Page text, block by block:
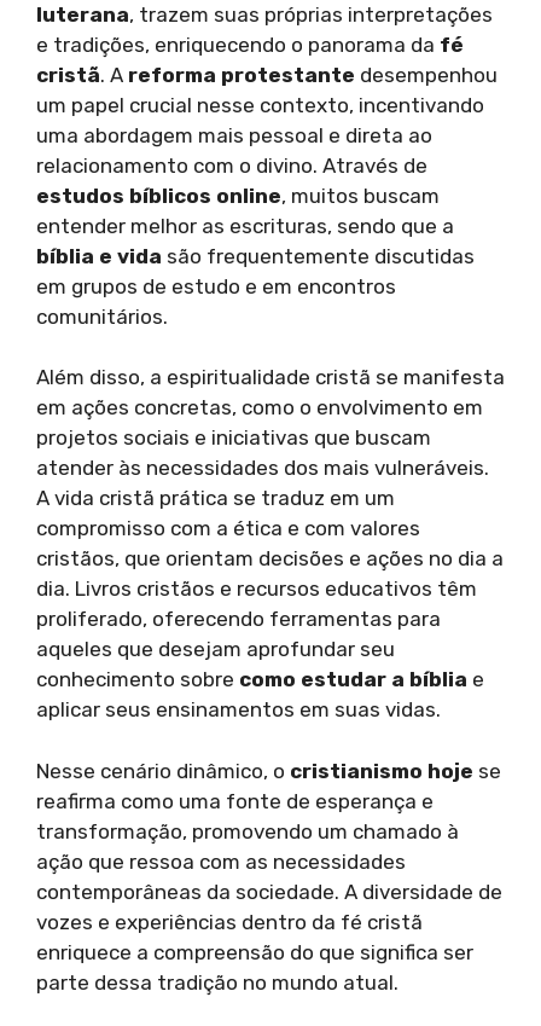
luterana, trazem suas próprias interpretações
e tradições, enriquecendo o panorama da fé
cristã. A reforma protestante desempenhou
um papel crucial nesse contexto, incentivando
uma abordagem mais pessoal e direta ao
relacionamento com o divino. Através de
estudos bíblicos online, muitos buscam
entender melhor as escrituras, sendo que a
bíblia e vida são frequentemente discutidas
em grupos de estudo e em encontros
comunitários.
Além disso, a espiritualidade cristã se manifesta
em ações concretas, como o envolvimento em
projetos sociais e iniciativas que buscam
atender às necessidades dos mais vulneráveis.
A vida cristã prática se traduz em um
compromisso com a ética e com valores
cristãos, que orientam decisões e ações no dia a
dia. Livros cristãos e recursos educativos têm
proliferado, oferecendo ferramentas para
aqueles que desejam aprofundar seu
conhecimento sobre como estudar a bíblia e
aplicar seus ensinamentos em suas vidas.
Nesse cenário dinâmico, o cristianismo hoje se
reafirma como uma fonte de esperança e
transformação, promovendo um chamado à
ação que ressoa com as necessidades
contemporâneas da sociedade. A diversidade de
vozes e experiências dentro da fé cristã
enriquece a compreensão do que significa ser
parte dessa tradição no mundo atual.